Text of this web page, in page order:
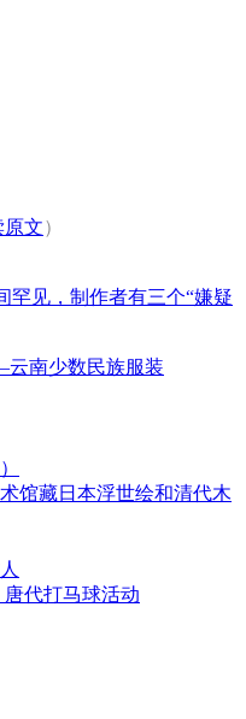
原文）
罕见，制作者有三个“嫌疑
云南少数民族服装
馆藏日本浮世绘和清代木
代打马球活动